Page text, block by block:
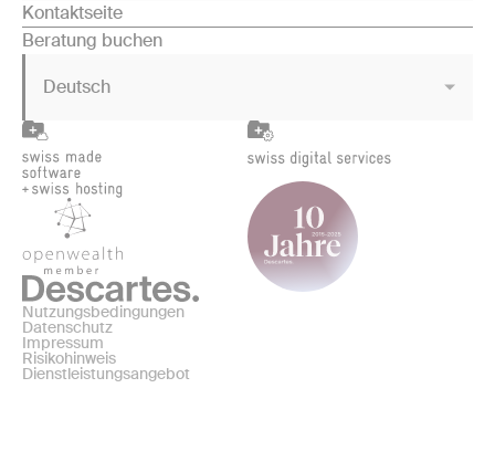
Kontaktseite
Beratung buchen
Deutsch
Nutzungsbedingungen
Datenschutz
Impressum
Risikohinweis
Dienstleistungsangebot